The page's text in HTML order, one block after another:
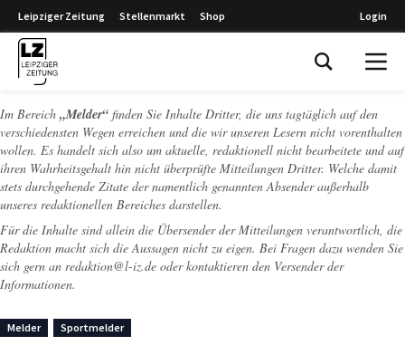
Leipziger Zeitung Stellenmarkt Shop Login
Im Bereich „Melder“ finden Sie Inhalte Dritter, die uns tagtäglich auf den
verschiedensten Wegen erreichen und die wir unseren Lesern nicht vorenthalten
wollen. Es handelt sich also um aktuelle, redaktionell nicht bearbeitete und auf
ihren Wahrheitsgehalt hin nicht überprüfte Mitteilungen Dritter. Welche damit
stets durchgehende Zitate der namentlich genannten Absender außerhalb
unseres redaktionellen Bereiches darstellen.
Für die Inhalte sind allein die Übersender der Mitteilungen verantwortlich, die
Redaktion macht sich die Aussagen nicht zu eigen. Bei Fragen dazu wenden Sie
sich gern an redaktion@l-iz.de oder kontaktieren den Versender der
Informationen.
Melder Sportmelder